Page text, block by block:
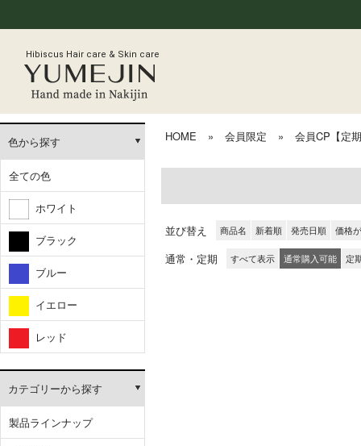
Hibiscus Hair care & Skin care
色から探す
全ての色
ホワイト
ブラック
ブルー
イエロー
レッド
カテゴリーから探す
製品ラインナップ
HOME » 会員限定 » 会員CP【定
並び替え 商品名 新着順 発売日順 価格
通常・定期 すべて表示 通常購入可能 定